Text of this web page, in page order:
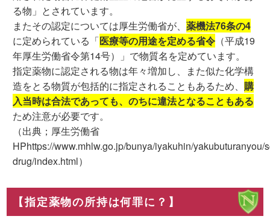
る物」とされています。
またその認定については厚生労働省が、薬機法76条の4
に定められている「医療等の用途を定める省令 （平成19
年厚生労働省令第14号）」で物質名を定めています。
指定薬物に認定される物は年々増加し、また似た化学構
造をとる物質が包括的に指定されることもあるため、購
入当時は合法であっても、のちに違法となることもある
ため注意が必要です。
（出典；厚生労働省
HPhttps://www.mhlw.go.jp/bunya/iyakuhin/yakubuturanyou/
drug/index.html）
【指定薬物の所持は何罪に？】